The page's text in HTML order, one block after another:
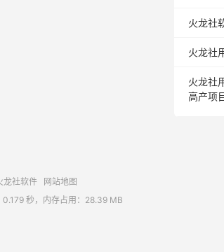
火龙社
火龙社
火龙社
高产项
龙社软件
网站地图
秒，内存占用：28.39 MB